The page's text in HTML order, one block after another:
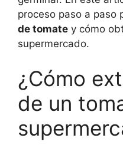
proceso paso a paso
de tomate y cómo
supermercado.
¿Cómo
de un